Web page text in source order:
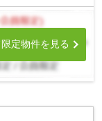
定物件を見る